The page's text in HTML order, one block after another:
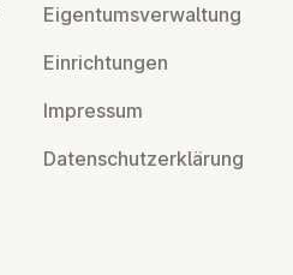
Ei­gentums­ver­wal­tung
Ein­rich­tun­gen
Impressum
Datens­chutzerklärung